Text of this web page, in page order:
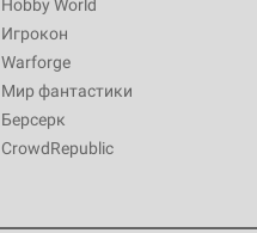
Hobby World
Игрокон
Warforge
Мир фантастики
Берсерк
CrowdRepublic